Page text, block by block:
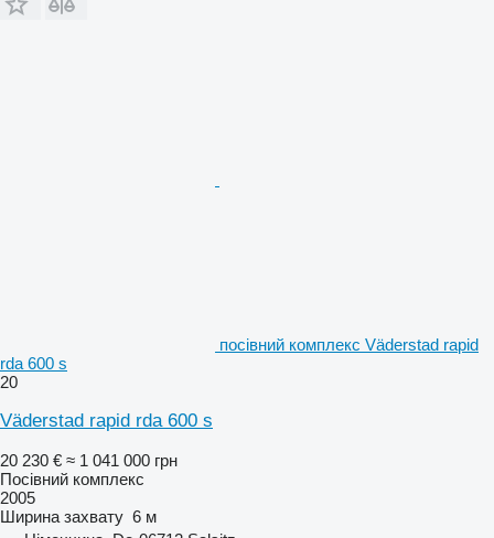
посівний комплекс Väderstad rapid
rda 600 s
20
Väderstad rapid rda 600 s
20 230 € ≈ 1 041 000 грн
Посівний комплекс
2005
Ширина захвату 6 м